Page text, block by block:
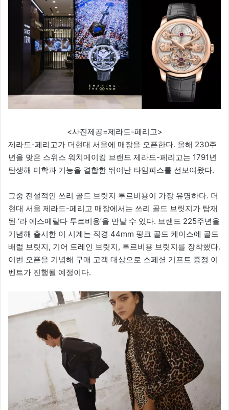
<사진제공=제라드-페리고>
제라드-페리고가 더현대 서울에 매장을 오픈한다. 올해 230주
년을 맞은 스위스 워치메이킹 브랜드 제라드-페리고는 1791년
탄생해 미학과 기능을 결합한 뛰어난 타임피스를 선보여왔다.
그중 전설적인 쓰리 골드 브릿지 투르비용이 가장 유명하다. 더
현대 서울 제라드-페리고 매장에서는 쓰리 골드 브릿지가 탑재
된 ‘라 에스메랄다 투르비용’을 만날 수 있다. 브랜드 225주년을
기념해 출시한 이 시계는 직경 44mm 핑크 골드 케이스에 골드
배럴 브릿지, 기어 트레인 브릿지, 투르비용 브릿지를 장착했다.
이번 오픈을 기념해 구매 고객 대상으로 스페셜 기프트 증정 이
벤트가 진행될 예정이다.